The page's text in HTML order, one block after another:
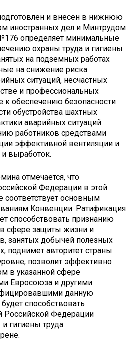
и внесён в нижнюю
иностранных дел и Минтрудом
определяет минимальные
охраны труда и гигиены
на подземных работах
на снижение риска
ситуаций, несчастных
и профессиональных
к обеспечению безопасности
обустройства шахтных
аварийных ситуаций
работников средствами
эффективной вентиляции и
выработок.
отмечается, что
Федерации в этой
основным
Конвенции. Ратификация
способствовать признанию
сфере защиты жизни и
занятых добычей полезных
поднимет авторитет страны
позволит эффективно
в указанной сфере
Евросоюза и другими
данную
способствовать
Российской Федерации
гигиены труда